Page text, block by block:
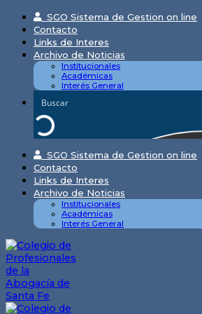
Skip
content
SGO Sistema de Gestion on line
Contacto
Links de Interes
Archivo de Noticias
Institucionales
Académicas
Interés General
SGO Sistema de Gestion on line
Contacto
Links de Interes
Archivo de Noticias
Institucionales
Académicas
Interés General